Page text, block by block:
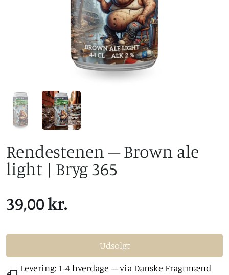
Rendestenen – Brown ale
light | Bryg 365
39,00 kr.
Udsolgt
Levering: 1-4 hverdage – via Danske Fragtmænd